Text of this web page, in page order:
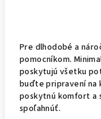
Pre dlhodobé a
pomocníkom.
poskytujú všetku
buďte pripravení na
poskytnú komfort a
spoľahnúť.